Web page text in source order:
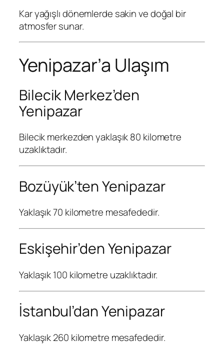
Kar yağışlı dönemlerde sakin ve doğal bir
atmosfer sunar.
Yenipazar’a Ulaşım
Bilecik Merkez’den
Yenipazar
Bilecik merkezden yaklaşık 80 kilometre
uzaklıktadır.
Bozüyük’ten Yenipazar
Yaklaşık 70 kilometre mesafededir.
Eskişehir’den Yenipazar
Yaklaşık 100 kilometre uzaklıktadır.
İstanbul’dan Yenipazar
Yaklaşık 260 kilometre mesafededir.